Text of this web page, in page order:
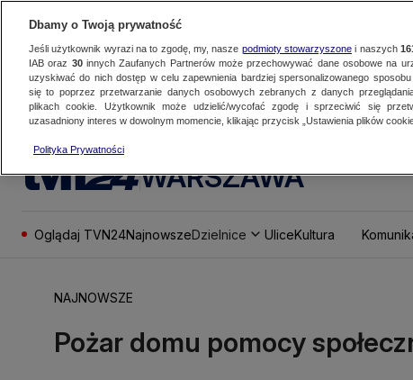
WARSZAWA
Oglądaj TVN24NajnowszeDzielnice UliceKultura
NAJNOWSZE
Pożar domu pomocy
Dbamy o Twoją prywatność
Jeśli użytkownik wyrazi na to zgodę, my, nasze podmioty stowarzyszonei naszych
IAB oraz 30innych Zaufanych Partnerów może przechowywać dane osobowe na
uzyskiwać do nich dostęp w celu zapewnienia bardziej spersonalizowanego
się to poprzez przetwarzanie danych osobowych zebranych z danych
plikach cookie. Użytkownik może udzielić/wycofać zgodę i sprzeciwić się
uzasadniony interes w dowolnym momencie, klikając przycisk „Ustawienia plików cookie
Polityka Prywatności